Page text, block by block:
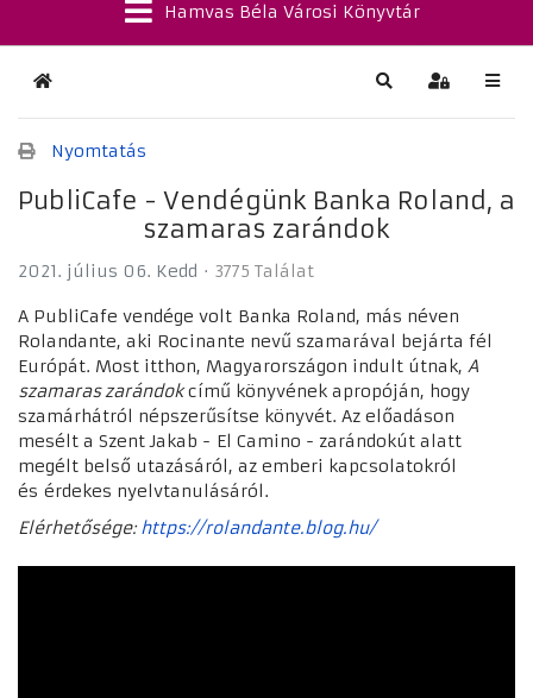
Hamvas Béla Városi Könyvtár
Kezdőlap Keresés
Nyomtatás
PubliCafe - Vendégünk Banka Roland, a
szamaras zarándok
2021. július 06. Kedd 3775 Találat
A PubliCafe vendége volt Banka Roland, más néven
Rolandante, aki Rocinante nevű szamarával bejárta fél
Európát. Most itthon, Magyarországon indult útnak, A
szamaras zarándokcímű könyvének apropóján, hogy
szamárhátról népszerűsítse könyvét. Az előadáson
mesélt a Szent Jakab - El Camino - zarándokút alatt
megélt belső utazásáról, az emberi kapcsolatokról
és érdekes nyelvtanulásáról.
Elérhetősége:https://rolandante.blog.hu/